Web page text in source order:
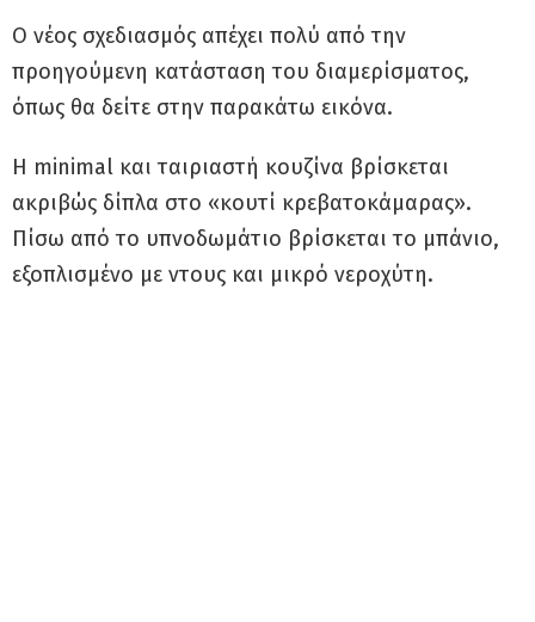
Ο νέος σχεδιασμός απέχει πολύ από την
προηγούμενη κατάσταση του διαμερίσματος,
όπως θα δείτε στην παρακάτω εικόνα.
Η minimal και ταιριαστή κουζίνα βρίσκεται
ακριβώς δίπλα στο «κουτί κρεβατοκάμαρας».
Πίσω από το υπνοδωμάτιο βρίσκεται το μπάνιο,
εξοπλισμένο με ντους και μικρό νεροχύτη.